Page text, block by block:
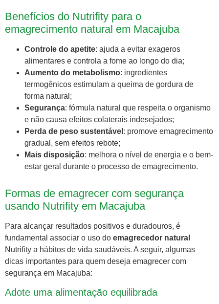
Benefícios do Nutrifity para o
emagrecimento natural em Macajuba
Controle do apetite: ajuda a evitar exageros
alimentares e controla a fome ao longo do dia;
Aumento do metabolismo: ingredientes
termogênicos estimulam a queima de gordura de
forma natural;
Segurança: fórmula natural que respeita o organismo
e não causa efeitos colaterais indesejados;
Perda de peso sustentável : promove emagrecimento
gradual, sem efeitos rebote;
Mais disposição: melhora o nível de energia e o bem-
estar geral durante o processo de emagrecimento.
Formas de emagrecer com segurança
usando Nutrifity em Macajuba
Para alcançar resultados positivos e duradouros, é
fundamental associar o uso do emagrecedor natural
Nutrifity a hábitos de vida saudáveis. A seguir, algumas
dicas importantes para quem deseja emagrecer com
segurança em Macajuba:
Adote uma alimentação equilibrada